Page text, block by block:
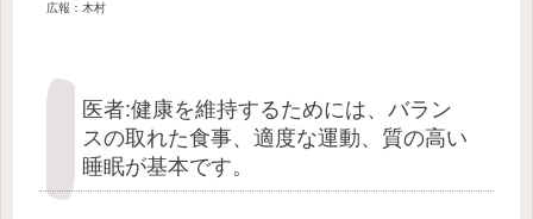
広報：木村
医者:健康を維持するためには、バラン
スの取れた食事、適度な運動、質の高い
睡眠が基本です。